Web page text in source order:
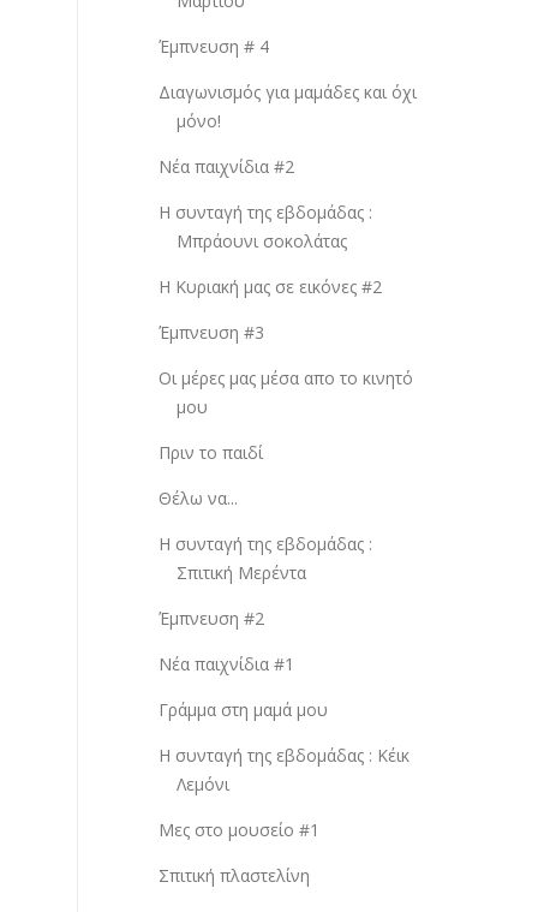
Έμπνευση # 4
Διαγωνισμός για μαμάδες και όχι
μόνο!
Νέα παιχνίδια #2
Η συνταγή της εβδομάδας :
Μπράουνι σοκολάτας
Η Κυριακή μας σε εικόνες #2
Έμπνευση #3
Οι μέρες μας μέσα απο το κινητό
μου
Πριν το παιδί
Θέλω να...
Η συνταγή της εβδομάδας :
Σπιτική Μερέντα
Έμπνευση #2
Νέα παιχνίδια #1
Γράμμα στη μαμά μου
Η συνταγή της εβδομάδας : Κέικ
Λεμόνι
Μες στο μουσείο #1
Σπιτική πλαστελίνη